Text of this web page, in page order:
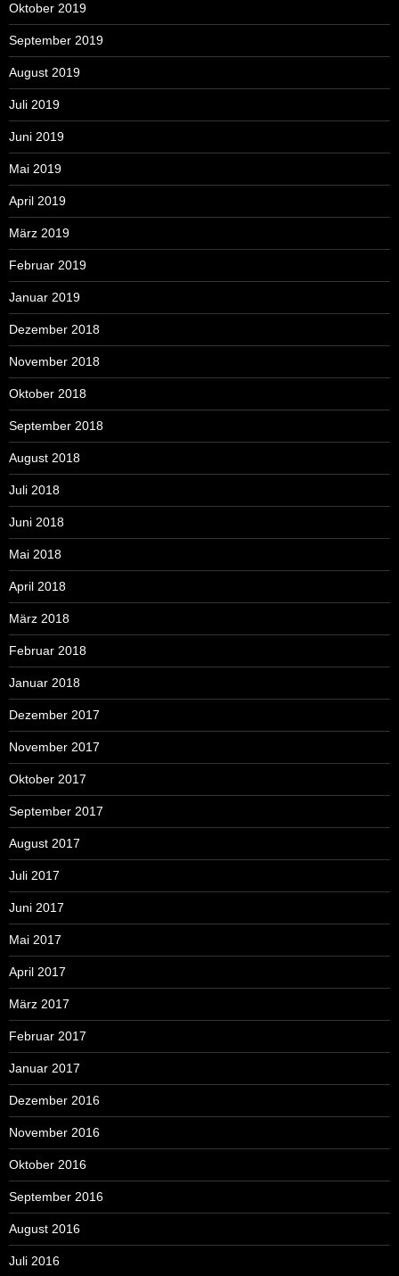
Oktober 2019
September 2019
August 2019
Juli 2019
Juni 2019
Mai 2019
April 2019
März 2019
Februar 2019
Januar 2019
Dezember 2018
November 2018
Oktober 2018
September 2018
August 2018
Juli 2018
Juni 2018
Mai 2018
April 2018
März 2018
Februar 2018
Januar 2018
Dezember 2017
November 2017
Oktober 2017
September 2017
August 2017
Juli 2017
Juni 2017
Mai 2017
April 2017
März 2017
Februar 2017
Januar 2017
Dezember 2016
November 2016
Oktober 2016
September 2016
August 2016
Juli 2016